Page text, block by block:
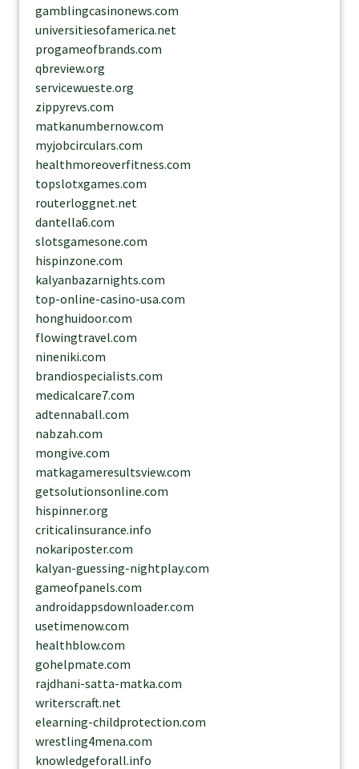
gamblingcasinonews.com
universitiesofamerica.net
progameofbrands.com
qbreview.org
servicewueste.org
zippyrevs.com
matkanumbernow.com
myjobcirculars.com
healthmoreoverfitness.com
topslotxgames.com
routerloggnet.net
dantella6.com
slotsgamesone.com
hispinzone.com
kalyanbazarnights.com
top-online-casino-usa.com
honghuidoor.com
flowingtravel.com
nineniki.com
brandiospecialists.com
medicalcare7.com
adtennaball.com
nabzah.com
mongive.com
matkagameresultsview.com
getsolutionsonline.com
hispinner.org
criticalinsurance.info
nokariposter.com
kalyan-guessing-nightplay.com
gameofpanels.com
androidappsdownloader.com
usetimenow.com
healthblow.com
gohelpmate.com
rajdhani-satta-matka.com
writerscraft.net
elearning-childprotection.com
wrestling4mena.com
knowledgeforall.info